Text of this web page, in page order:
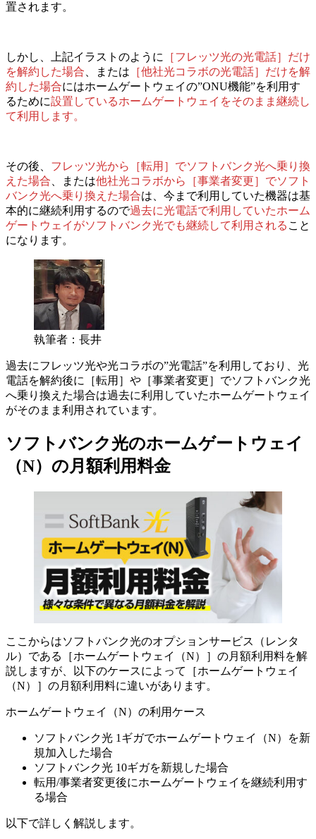
置されます。
しかし、上記イラストのように
［フレッツ光の光電話］だけ
を解約した場合 、または ［他社光コラボの光電話］だけを解
約した場合にはホームゲートウェイの”ONU機能”を利用す
るために設置しているホームゲートウェイをそのまま継続し
て利用します。
その後、 フレッツ光から［転用］でソフトバンク光へ乗り換
えた場合 、または他社光コラボから［事業者変更］でソフト
バンク光へ乗り換えた場合は、 今まで利用していた機器は基
本的に継続利用するので過去に光電話で利用していたホーム
ゲートウェイがソフトバンク光でも継続して利用される こと
になります。
執筆者：長井
過去にフレッツ光や光コラボの”光電話”を利用しており、光
電話を解約後に［転用］や［事業者変更］でソフトバンク光
へ乗り換えた場合は過去に利用していたホームゲートウェイ
がそのまま利用されています。
ソフトバンク光のホームゲートウェイ
（N）の月額利用料金
ここからはソフトバンク光のオプションサービス（レンタ
ル）である［ホームゲートウェイ（N）］の月額利用料を解
説しますが、
以下のケースによって［ホームゲートウェイ
（N）］の月額利用料に違いがあります。
ホームゲートウェイ（N）の利用ケース
ソフトバンク光 1ギガでホームゲートウェイ（N）を新
規加入した場合
ソフトバンク光 10ギガを新規した場合
転用/事業者変更後にホームゲートウェイを継続利用す
る場合
以下で詳しく解説します。